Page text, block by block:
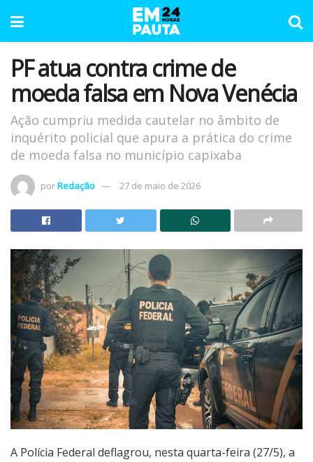
PF atua contra crime de
moeda falsa em Nova Venécia
Ação cumpriu medida cautelar no âmbito de
inquérito policial que apura a prática do crime
de moeda falsa no município capixaba
porRedação 27 de maio de 2026
A Polícia Federal deflagrou, nesta quarta-feira (27/5), a